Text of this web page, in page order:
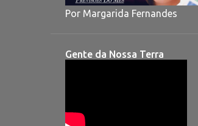
Por Margarida Fernandes
Gente da Nossa Terra